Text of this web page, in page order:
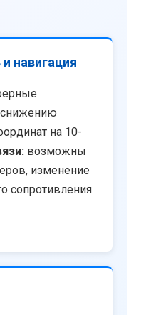
навигация
снижению
на 10-
возможны
изменение
сопротивления